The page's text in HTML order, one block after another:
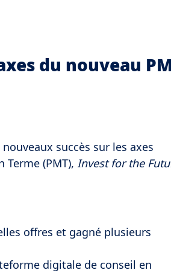
du nouveau
succès sur les axes
(PMT), Invest for the
offres et gagné plusieurs
digitale de conseil en